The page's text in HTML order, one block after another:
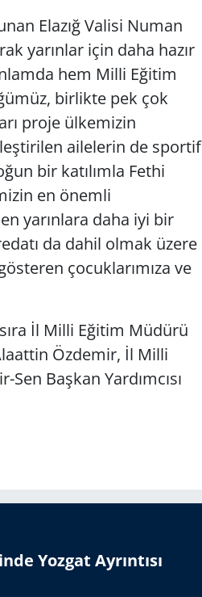
Elazığ Valisi Numan
yarınlar için daha hazır
hem Milli Eğitim
birlikte pek çok
proje ülkemizin
ailelerin de sportif
bir katılımla Fethi
en önemli
yarınlara daha iyi bir
da dahil olmak üzere
çocuklarımıza ve
İl Milli Eğitim Müdürü
Özdemir, İl Milli
Başkan Yardımcısı
Yozgat Ayrıntısı